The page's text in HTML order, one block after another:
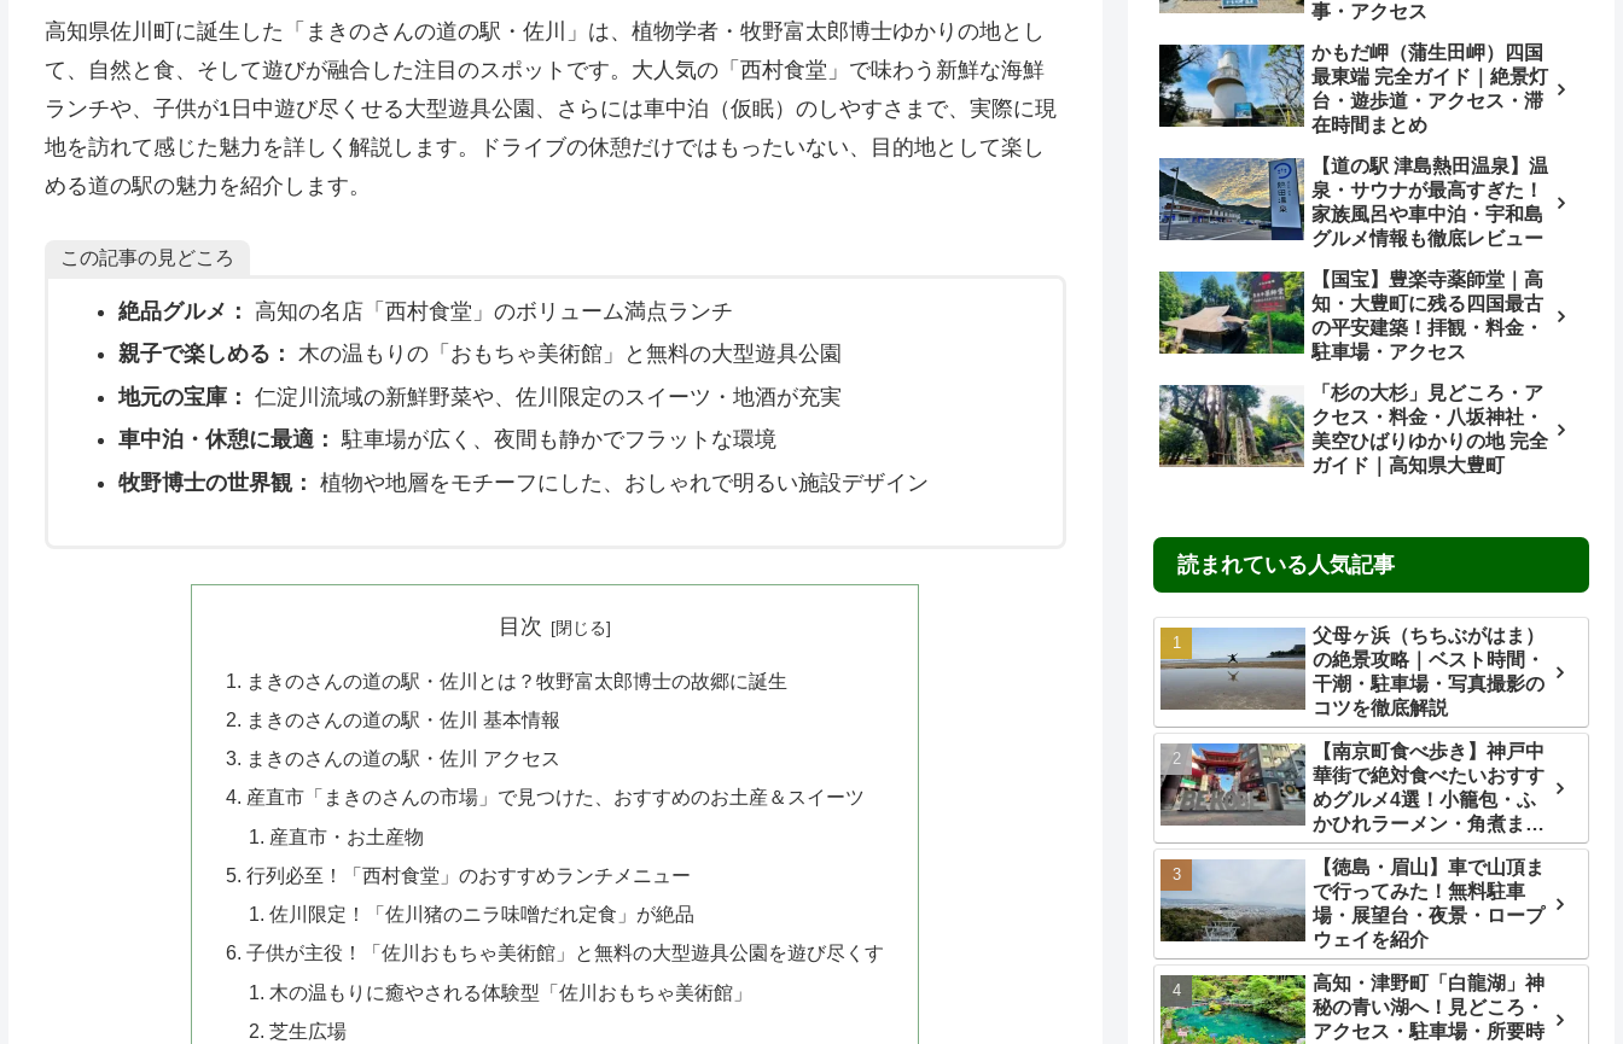
高知県佐川町に誕生した「まきのさんの道の駅・佐川」は、植物学者・牧野富太郎博士ゆかりの地とし
て、自然と食、そして遊びが融合した注目のスポットです。大人気の「西村食堂」で味わう新鮮な海鮮
ランチや、子供が1日中遊び尽くせる大型遊具公園、さらには車中泊（仮眠）のしやすさまで、実際に現
地を訪れて感じた魅力を詳しく解説します。ドライブの休憩だけではもったいない、目的地として楽し
める道の駅の魅力を紹介します。
この記事の見どころ
絶品グルメ：
高知の名店「西村食堂」のボリューム満点ランチ
親子で楽しめる： 木の温もりの「おもちゃ美術館」と無料の大型遊具公園
地元の宝庫： 仁淀川流域の新鮮野菜や、佐川限定のスイーツ・地酒が充実
車中泊・休憩に最適： 駐車場が広く、夜間も静かでフラットな環境
牧野博士の世界観： 植物や地層をモチーフにした、おしゃれで明るい施設デザイン
目次
まきのさんの道の駅・佐川とは？牧野富太郎博士の故郷に誕生
まきのさんの道の駅・佐川 基本情報
まきのさんの道の駅・佐川 アクセス
産直市「まきのさんの市場」で見つけた、おすすめのお土産＆スイーツ
産直市・お土産物
行列必至！「西村食堂」のおすすめランチメニュー
佐川限定！「佐川猪のニラ味噌だれ定食」が絶品
子供が主役！「佐川おもちゃ美術館」と無料の大型遊具公園を遊び尽くす
木の温もりに癒やされる体験型「佐川おもちゃ美術館」
芝生広場
事・アクセス
かもだ岬（蒲生田岬）四国
最東端 完全ガイド｜絶景灯
台・遊歩道・アクセス・滞
在時間まとめ
【道の駅 津島熱田温泉】温
泉・サウナが最高すぎた！
家族風呂や車中泊・宇和島
グルメ情報も徹底レビュー
【国宝】豊楽寺薬師堂｜高
知・大豊町に残る四国最古
の平安建築！拝観・料金・
駐車場・アクセス
「杉の大杉」見どころ・ア
クセス・料金・八坂神社・
美空ひばりゆかりの地 完全
ガイド｜高知県大豊町
読まれている人気記事
父母ヶ浜（ちちぶがはま）
の絶景攻略｜ベスト時間・
干潮・駐車場・写真撮影の
コツを徹底解説
【南京町食べ歩き】神戸中
華街で絶対食べたいおすす
めグルメ4選！小籠包・ふ
かひれラーメン・角煮ま
ん・ごま団子を実食レビュ
ー
【徳島・眉山】車で山頂ま
で行ってみた！無料駐車
場・展望台・夜景・ロープ
ウェイを紹介
高知・津野町「白龍湖」神
秘の青い湖へ！見どころ・
アクセス・駐車場・所要時